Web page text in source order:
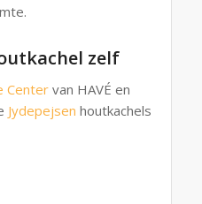
zelf
Centervan HAVÉ en
Jydepejsen houtkachels